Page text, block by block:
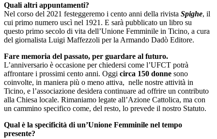
Quali altri appuntamenti?
Nel corso del 2021 festeggeremo i cento anni della rivista Spighe, il
cui primo numero uscì nel 1921. E sarà pubblicato un libro su
questo primo secolo di vita dell’Unione Femminile in Ticino, a cura
del giornalista Luigi Maffezzoli per la Armando Dadò Editore.
Fare memoria del passato, per guardare al futuro.
L’anniversario è occasione per chiedersi come l’UFCT potrà
affrontare i prossimi cento anni. Oggi circa 150 donne sono
coinvolte, in maniera più o meno attiva, nelle nostre attività in
Ticino, e l’associazione desidera continuare ad offrire un contributo
alla Chiesa locale. Rimaniamo legate all’Azione Cattolica, ma con
un cammino specifico come, del resto, lo prevede il nostro Statuto.
Qual è la specificità di un’Unione Femminile nel tempo
presente?